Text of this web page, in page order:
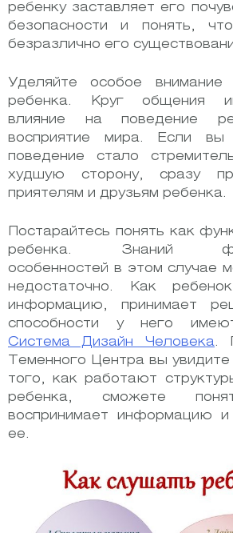
ребенку заставляет его
безопасности и понять,
безразлично его
Уделяйте особое внимание
ребенка. Круг общения
влияние на поведение
восприятие мира. Если вы
поведение стало
худшую сторону, сразу
приятелям и друзьям ребенка.
Постарайтесь понять как
ребенка. Знаний
особенностей в этом случае
недостаточно.
Как
информацию, принимает
способности у него
Система Дизайн Человека.
Теменного Центра вы
того, как работают
ребенка, сможете
воспринимает информацию
ее.